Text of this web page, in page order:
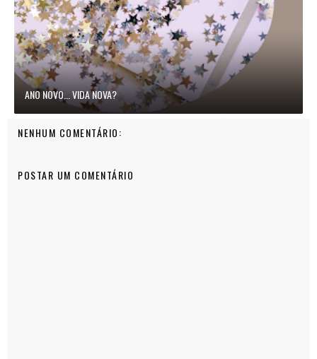
ANO NOVO... VIDA NOVA?
NENHUM COMENTÁRIO:
POSTAR UM COMENTÁRIO